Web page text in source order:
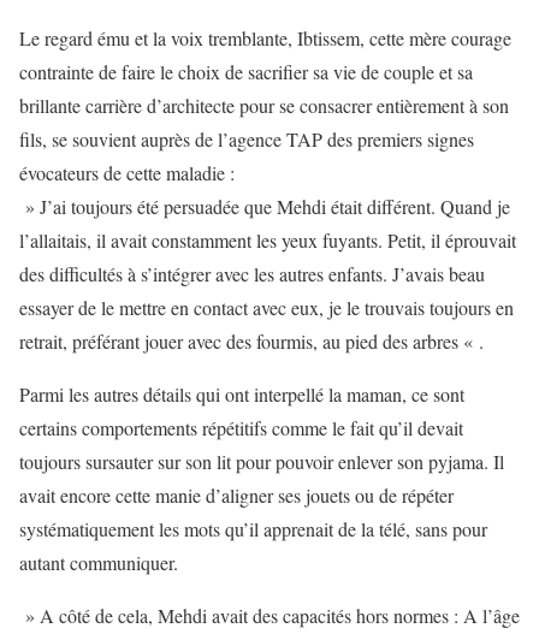
Le regard ému et la voix tremblante, Ibtissem, cette mère courage
contrainte de faire le choix de sacrifier sa vie de couple et sa
brillante carrière d’architecte pour se consacrer entièrement à son
fils, se souvient auprès de l’agence TAP des premiers signes
évocateurs de cette maladie :
» J’ai toujours été persuadée que Mehdi était différent. Quand je
l’allaitais, il avait constamment les yeux fuyants. Petit, il éprouvait
des difficultés à s’intégrer avec les autres enfants. J’avais beau
essayer de le mettre en contact avec eux, je le trouvais toujours en
retrait, préférant jouer avec des fourmis, au pied des arbres « .
Parmi les autres détails qui ont interpellé la maman, ce sont
certains comportements répétitifs comme le fait qu’il devait
toujours sursauter sur son lit pour pouvoir enlever son pyjama. Il
avait encore cette manie d’aligner ses jouets ou de répéter
systématiquement les mots qu’il apprenait de la télé, sans pour
autant communiquer.
» A côté de cela, Mehdi avait des capacités hors normes : A l’âge